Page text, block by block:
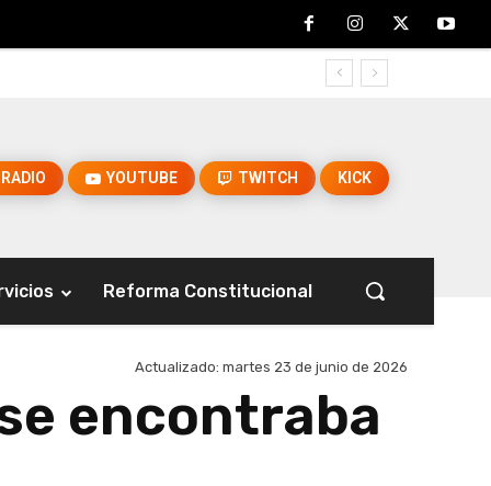
RADIO YOUTUBE TWITCH KICK
Reforma Constitucional
Actualizado: martes 23 de junio de 2026
encontraba